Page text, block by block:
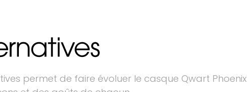
permet de faire évoluer le casque Qwart Phoenix